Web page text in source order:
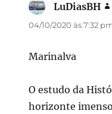
LuDiasBH
04/10/2020 às 7:32
Marinalva
O estudo da
horizonte